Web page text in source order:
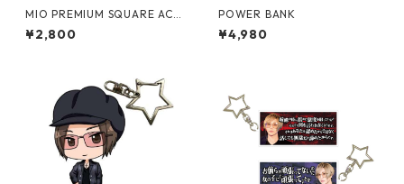
MIO PREMIUM SQUARE ACR
YLIC STAND【vol.1】
¥2,800
POWER BANK
¥4,980